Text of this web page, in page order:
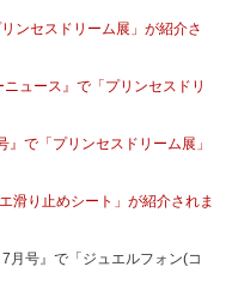
ンセスドリーム展」が紹介さ
ュース』で「プリンセスドリ
で「プリンセスドリーム展」
滑り止めシート」が紹介されま
月号』で「ジュエルフォン(コ